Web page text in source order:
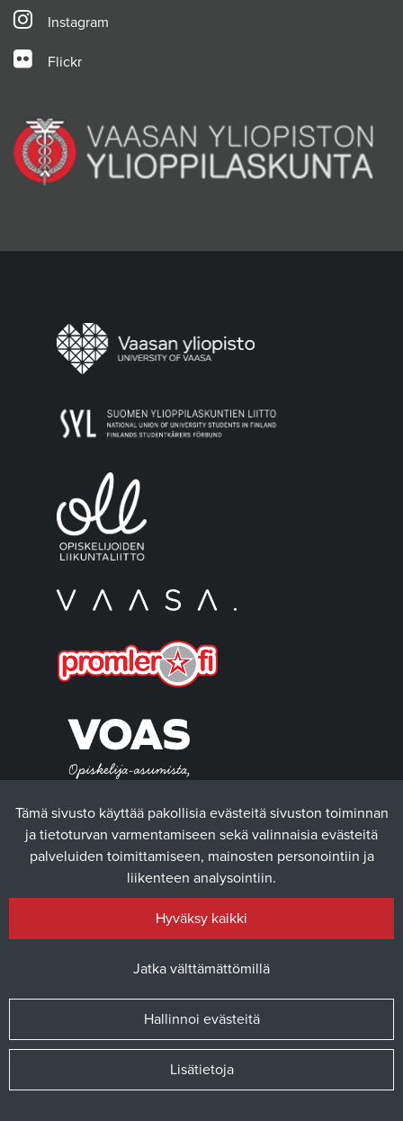
Tämä sivusto käyttää pakollisia evästeitä sivuston toiminnan
ja tietoturvan varmentamiseen sekä valinnaisia evästeitä
palveluiden toimittamiseen, mainosten personointiin ja
liikenteen analysointiin.
Hyväksy kaikki
Jatka välttämättömillä
Hallinnoi evästeitä
Lisätietoja
Instagram
Flickr
© 2025 Vaasan yliopiston ylioppilaskunta / VerkkosivustoatFlow